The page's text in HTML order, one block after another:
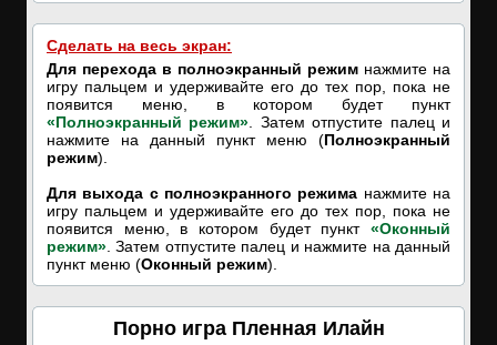
Сделать на весь экран:
Для перехода в полноэкранный режим нажмите на
игру пальцем и удерживайте его до тех пор, пока не
появится меню, в котором будет пункт
«Полноэкранный режим» . Затем отпустите палец и
нажмите на данный пункт меню (Полноэкранный
режим).
Для выхода с полноэкранного режима нажмите на
игру пальцем и удерживайте его до тех пор, пока не
появится меню, в котором будет пункт «Оконный
режим» . Затем отпустите палец и нажмите на данный
пункт меню (Оконный режим).
Порно игра Пленная Илайн